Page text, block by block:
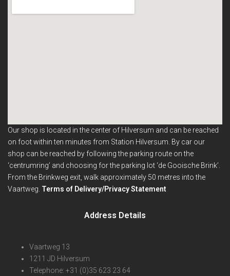
Our shop is located in the center of Hilversum and can be reached
on foot within ten minutes from Station Hilversum. By car our
shop can be reached by following the parking route on the
‘centrumring’ and choosing for the parking lot ‘de Gooische Brink’.
From the Brinkweg exit, walk approximately 50 metres into the
Vaartweg. Terms of Delivery/Privacy Statement
Address Details
Vaartweg 13
1211 JD Hilversum
Telephone: +31 (0)35 623 23 64